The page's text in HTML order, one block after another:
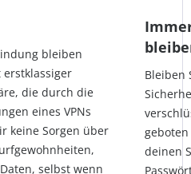
bleiben
erstklassiger
die durch die
eines VPNs
keine Sorgen über
selbst wenn
Bleiben
deinen